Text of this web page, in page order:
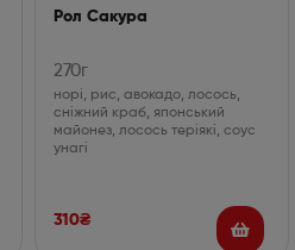
Рол Сакура
270г
норі, рис, авокадо, лосось,
сніжний краб, японський
майонез, лосось теріякі, соус
унагі
310₴